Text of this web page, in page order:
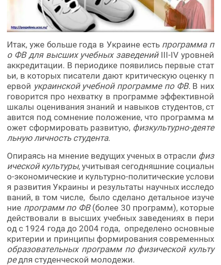
Итак, уже больше года в Украине есть программа п
о ФВ для высших учебных заведенийIII-IV уровней
аккредитации. В периодике появились первые стат
ьи, в которых писатели дают критическую оценку п
ервой украинской учебной программе по ФВ. В них
говорится про нехватку в программе эффективной
шкалы оценивания знаний и навыков студентов, ст
авится под сомнение положение, что программа м
ожет сформировать развитую, физкультурно-деяте
льную личность студента.
Опираясь на мнение ведущих ученых в отрасли физ
ической культуры, учитывая сегодняшние социальн
о-экономические и культурно-политические услови
я развития Украины и результаты научных исследо
ваний, в том числе, было сделано детальное изуче
ние программ по ФВ(более 30 программ), которые
действовали в высших учебных заведениях в пери
од с 1924 года до 2004 года, определено основные
критерии и принципы формирования современных
образовательных программ по физической культу
редля студенческой молодежи.